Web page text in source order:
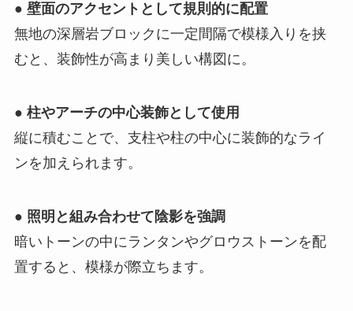
● 壁面のアクセントとして規則的に配置
無地の深層岩ブロックに一定間隔で模様入りを挟
むと、装飾性が高まり美しい構図に。
● 柱やアーチの中心装飾として使用
縦に積むことで、支柱や柱の中心に装飾的なライ
ンを加えられます。
● 照明と組み合わせて陰影を強調
暗いトーンの中にランタンやグロウストーンを配
置すると、模様が際立ちます。